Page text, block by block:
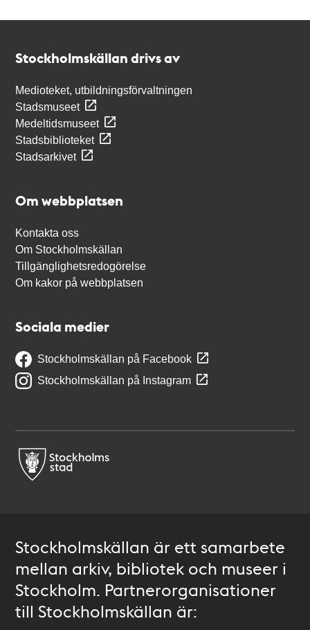
Stockholmskällan drivs av
Medioteket, utbildningsförvaltningen
Stadsmuseet
Medeltidsmuseet
Stadsbiblioteket
Stadsarkivet
Om webbplatsen
Kontakta oss
Om Stockholmskällan
Tillgänglighetsredogörelse
Om kakor på webbplatsen
Sociala medier
Stockholmskällan på Facebook
Stockholmskällan på Instagram
Stockholmskällan är ett samarbete
mellan arkiv, bibliotek och museer i
Stockholm. Partnerorganisationer
till Stockholmskällan är: